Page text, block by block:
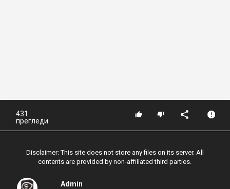
431
прегледи
Disclaimer: This site does not store any files on its server. All
contents are provided by non-affiliated third parties.
Admin